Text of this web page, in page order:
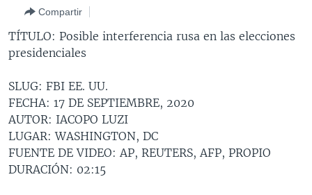
Salte
navegador
principal
búsqueda
HAITÍ
VOTO DIVIDIDO
VOA VERIFICA UCRANIA/RUSIA
VOA VERIFICA INMIGRACIÓN
AMÉRICA LATINA
ARGENTINA
COLOMBIA
CHILE
PERÚ
ECUADOR
CHINA EN AMÉRICA LATINA
COSTA RICA
EL SALVADOR
GUATEMALA
HONDURAS
OTRAS SECCIONES
INMIGRACIÓN
LIBERTAD DE PRENSA
MUNDO
ESPECIALES DE LA VOA
LIBERTAD DE PRENSA
UCRANIA
Compartir
TÍTULO: Posible interferencia rusa en las elecciones
presidenciales
SLUG: FBI EE. UU.
FECHA: 17 DE SEPTIEMBRE, 2020
AUTOR: IACOPO LUZI
LUGAR: WASHINGTON, DC
FUENTE DE VIDEO: AP, REUTERS, AFP, PROPIO
DURACIÓN: 02:15